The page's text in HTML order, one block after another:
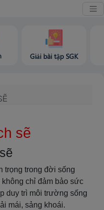
Giải bài tập SGK
sẽ
trọng trong đời sống
chỉ đảm bảo sức
duy trì môi trường sống
mái, sảng khoái.